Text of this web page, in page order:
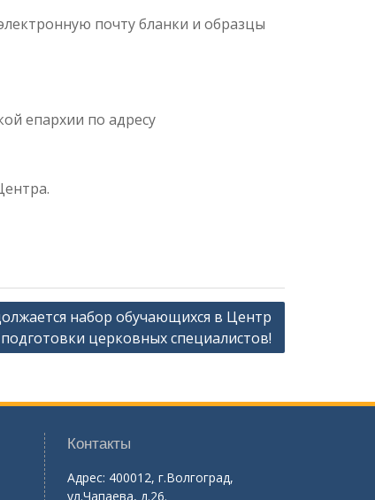
почту бланки и образцы
епархии по адресу
набор обучающихся в Центр
подготовки церковных специалистов!
Контакты
Адрес: 400012, г.Волгоград,
ул.Чапаева, д.26.